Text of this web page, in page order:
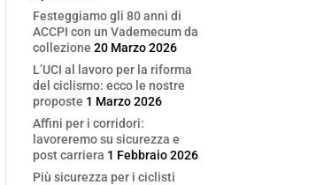
Festeggiamo gli 80 anni di
ACCPI con un Vademecum da
collezione 20 Marzo 2026
L’UCI al lavoro per la riforma
del ciclismo: ecco le nostre
proposte 1 Marzo 2026
Affini per i corridori:
lavoreremo su sicurezza e
post carriera 1 Febbraio 2026
Più sicurezza per i ciclisti